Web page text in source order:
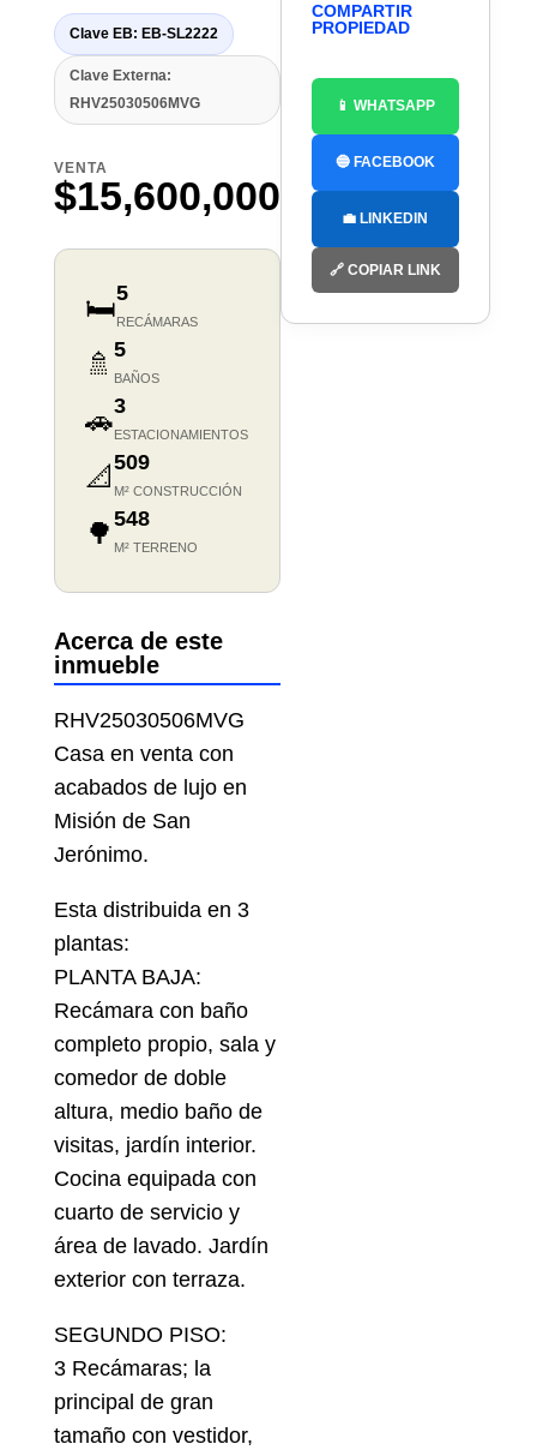
Clave EB: EB-SL2222
Clave Externa:
RHV25030506MVG
VENTA
$15,600,000
🛏️5
RECÁMARAS
🚿 5
BAÑOS
🚗3
ESTACIONAMIENTOS
📐 509
M² CONSTRUCCIÓN
🌳 548
M² TERRENO
Acerca de este
inmueble
RHV25030506MVG
Casa en venta con
acabados de lujo en
Misión de San
Jerónimo.
Esta distribuida en 3
plantas:
PLANTA BAJA:
Recámara con baño
completo propio, sala y
comedor de doble
altura, medio baño de
visitas, jardín interior.
Cocina equipada con
cuarto de servicio y
área de lavado. Jardín
exterior con terraza.
SEGUNDO PISO:
3 Recámaras; la
principal de gran
tamaño con vestidor,
COMPARTIR
PROPIEDAD
📱 WHATSAPP
🔵 FACEBOOK
💼 LINKEDIN
🔗 COPIAR LINK